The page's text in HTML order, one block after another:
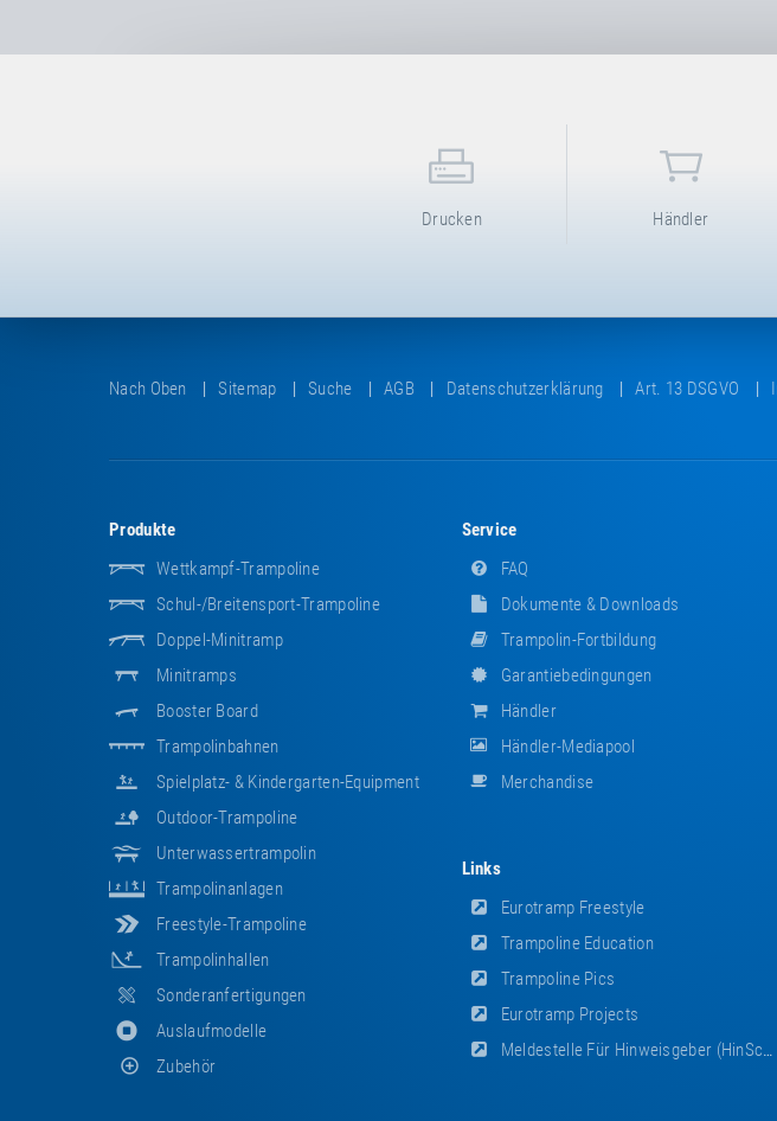
Drucken Händler
Nach Oben Sitemap Suche AGB Datenschutzerklärung Art. 13 DSGVO
Produkte
Wettkampf-Trampoline
Schul-/Breitensport-Trampoline
Doppel-Minitramp
Minitramps
Booster Board
Trampolinbahnen
Spielplatz- & Kindergarten-Equipment
Outdoor-Trampoline
Unterwassertrampolin
Trampolinanlagen
Freestyle-Trampoline
Trampolinhallen
Sonderanfertigungen
Auslaufmodelle
Zubehör
Service
FAQ
Dokumente & Downloads
Trampolin-Fortbildung
Garantiebedingungen
Händler
Händler-Mediapool
Merchandise
Links
Eurotramp Freestyle
Trampoline Education
Trampoline Pics
Eurotramp Projects
Meldestelle Für Hinweisgeber (HinSchG)